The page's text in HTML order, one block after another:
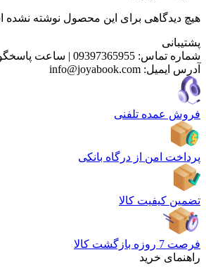
هیچ دیدگاهی برای این محصول نوشته
پشتیبانی
شماره تماس: 09397365955
| ساعت پاسخگویی
آدرس ایمیل: info@joyabook.com
فروش عمده تلفنی
پرداخت امن از درگاه بانکی
تضمین کیفیت کالا
فرصت 7 روزه بازگشت کالا
راهنمای خرید